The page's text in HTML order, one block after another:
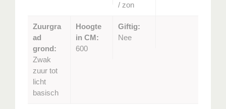
/ zon
Zuurgra
ad
grond:
Zwak
zuur tot
licht
basisch
Hoogte
in CM:
600
Giftig:
Nee